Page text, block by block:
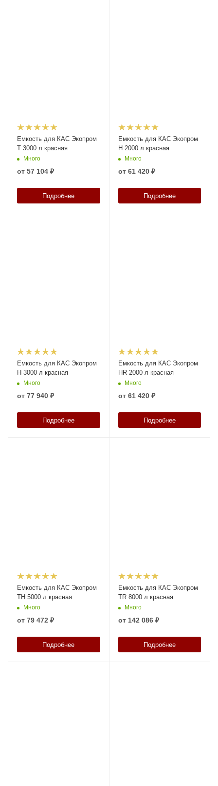
Емкость для КАС Экопром
T 3000 л красная
Много
от 57 104 ₽
Подробнее
Емкость для КАС Экопром
H 2000 л красная
Много
от 61 420 ₽
Подробнее
Емкость для КАС Экопром
H 3000 л красная
Много
от 77 940 ₽
Подробнее
Емкость для КАС Экопром
HR 2000 л красная
Много
от 61 420 ₽
Подробнее
Емкость для КАС Экопром
TH 5000 л красная
Много
от 79 472 ₽
Подробнее
Емкость для КАС Экопром
TR 8000 л красная
Много
от 142 086 ₽
Подробнее